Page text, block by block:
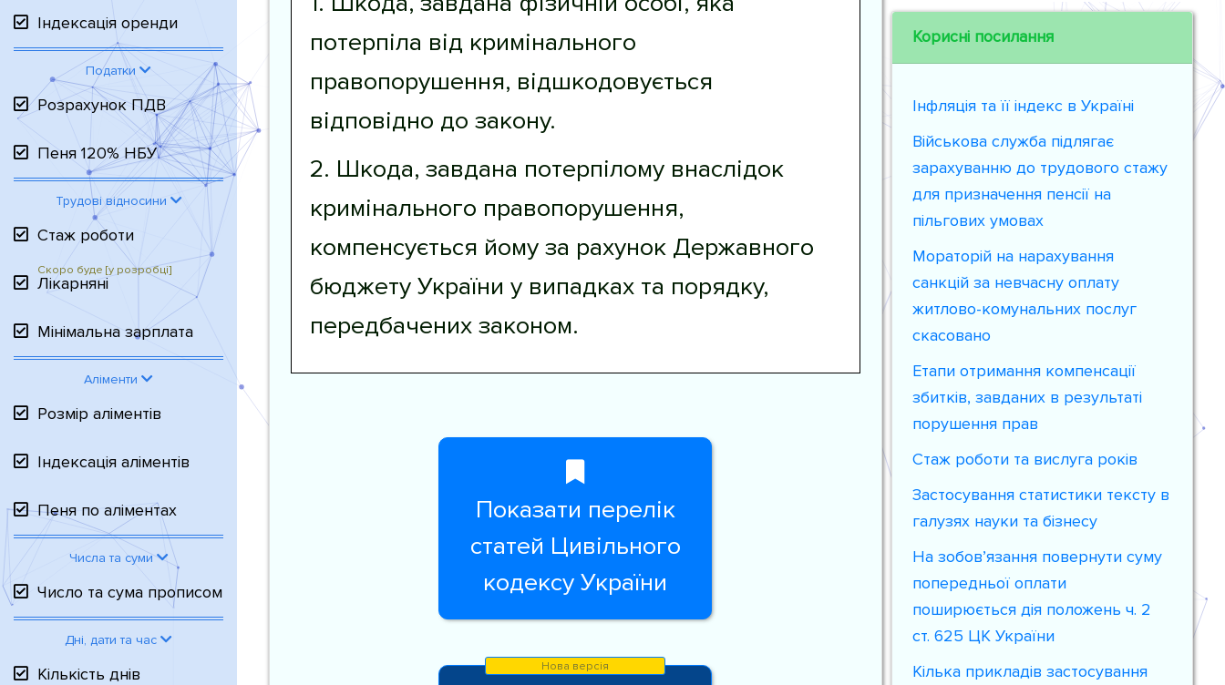
Індексація оренди
Податки
Розрахунок ПДВ
Пеня 120% НБУ
Трудові відносини
Стаж роботи
Лікарняні
Мінімальна зарплата
Аліменти
Розмір аліментів
Індексація аліментів
Пеня по аліментах
Числа та суми
Число та сума прописом
Дні, дати та час
Кількість днів
потерпіла від кримінального
правопорушення, відшкодовується
відповідно до закону.
2. Шкода, завдана потерпілому внаслідок
кримінального правопорушення,
компенсується йому за рахунок Державного
бюджету України у випадках та порядку,
передбачених законом.
Показати перелік
статей Цивільного
кодексу України
Корисні посилання
Інфляція та її індекс в Україні
Військова служба підлягає
зарахуванню до трудового стажу
для призначення пенсії на
пільгових умовах
Мораторій на нарахування
санкцій за невчасну оплату
житлово-комунальних послуг
скасовано
Етапи отримання компенсації
збитків, завданих в результаті
порушення прав
Стаж роботи та вислуга років
Застосування статистики тексту в
галузях науки та бізнесу
На зобов’язання повернути суму
попередньої оплати
поширюється дія положень ч. 2
ст. 625 ЦК України
Кілька прикладів застосування